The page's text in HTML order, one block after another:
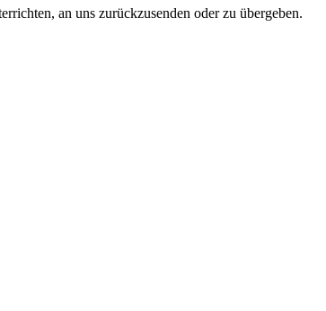
an uns zurückzusenden oder zu übergeben.